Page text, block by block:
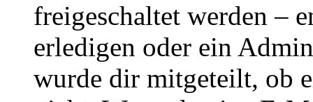
freigeschaltet werden –
erledigen oder ein
wurde dir mitgeteilt, ob